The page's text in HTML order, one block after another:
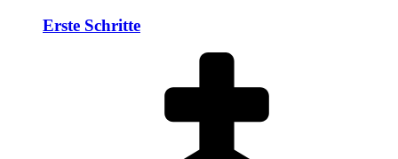
Erste Schritte